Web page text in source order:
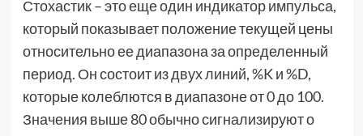
Стохастик – это еще один индикатор импульса,
который показывает положение текущей цены
относительно ее диапазона за определенный
период. Он состоит из двух линий, %K и %D,
которые колеблются в диапазоне от 0 до 100.
Значения выше 80 обычно сигнализируют о